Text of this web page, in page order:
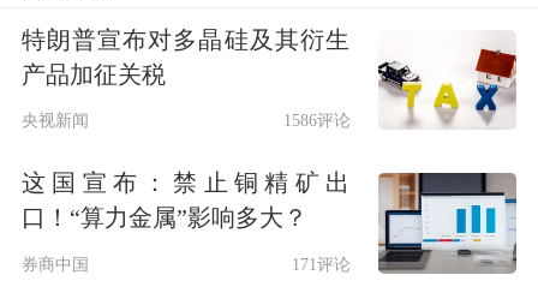
综合监管部门通报的案例，内幕交易呈
现出的特点越来越明显。如传递对象从
近亲属、朋友、同学等蔓延，内幕信息
传递的“群体化”、“裙带化”特征明显。
特朗普宣布对多晶硅及其衍生
产品加征关税
央视新闻 1586评论
这国宣布：禁止铜精矿出
口！“算力金属”影响多大？
券商中国 171评论